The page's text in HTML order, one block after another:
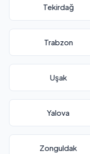
Tekirdağ
Trabzon
Uşak
Yalova
Zonguldak